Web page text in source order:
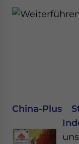
China-Plus